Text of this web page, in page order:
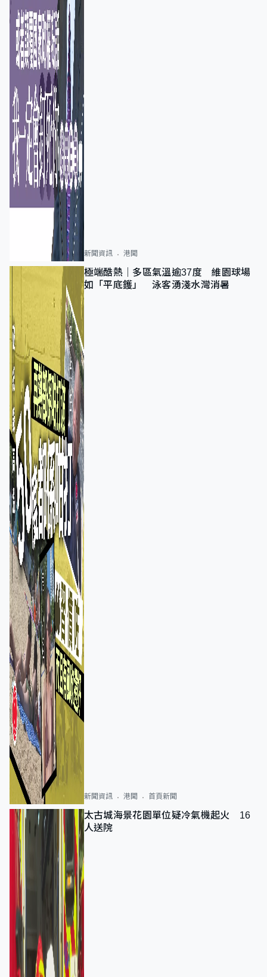
新聞資訊 港聞
極端酷熱｜多區氣溫逾37度 維園球場
如「平底鑊」 泳客湧淺水灣消暑
新聞資訊 港聞 首頁新聞
太古城海景花園單位疑冷氣機起火 16
人送院